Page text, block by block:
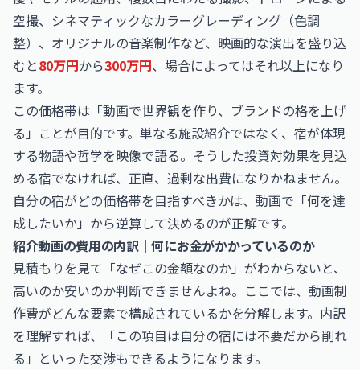
空撮、シネマティックなカラーグレーディング（色調
整）、オリジナルの音楽制作など、映画的な演出を盛り込
むと80万円から300万円、場合によってはそれ以上になり
ます。
この価格帯は「動画で世界観を作り、ブランドの格を上げ
る」ことが目的です。単なる施設紹介ではなく、宿が体現
する物語や哲学を映像で語る。そうした投資対効果を見込
める宿でなければ、正直、過剰な出費になりかねません。
自分の宿がどの価格帯を目指すべきかは、動画で「何を達
成したいか」から逆算して決めるのが正解です。
紹介動画の費用の内訳｜何にお金がかかっているのか
見積もりを見て「なぜこの金額なのか」がわからないと、
高いのか安いのか判断できませんよね。ここでは、動画制
作費がどんな要素で構成されているかを分解します。内訳
を理解すれば、「この項目は自分の宿には不要だから削れ
る」といった交渉もできるようになります。